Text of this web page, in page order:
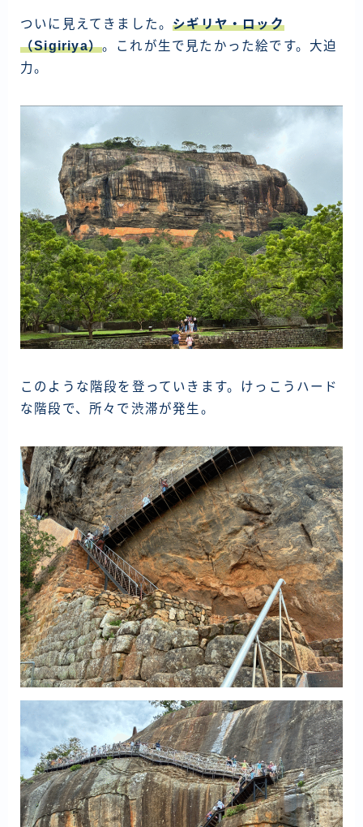
ついに見えてきました。シギリヤ・ロック
（Sigiriya）。これが生で見たかった絵です。大迫
力。
このような階段を登っていきます。けっこうハード
な階段で、所々で渋滞が発生。